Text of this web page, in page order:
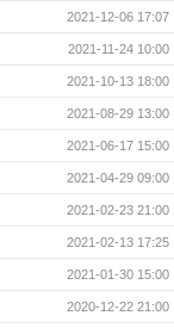
2021-12-06 17:07
2021-11-24 10:00
2021-10-13 18:00
2021-08-29 13:00
2021-06-17 15:00
2021-04-29 09:00
2021-02-23 21:00
2021-02-13 17:25
2021-01-30 15:00
2020-12-22 21:00